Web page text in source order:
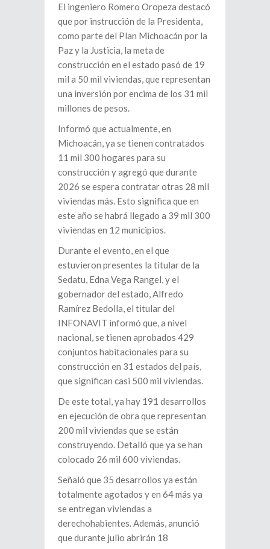
El ingeniero Romero Oropeza destacó
que por instrucción de la Presidenta,
como parte del Plan Michoacán por la
Paz y la Justicia, la meta de
construcción en el estado pasó de 19
mil a 50 mil viviendas, que representan
una inversión por encima de los 31 mil
millones de pesos.
Informó que actualmente, en
Michoacán, ya se tienen contratados
11 mil 300 hogares para su
construcción y agregó que durante
2026 se espera contratar otras 28 mil
viviendas más. Esto significa que en
este año se habrá llegado a 39 mil 300
viviendas en 12 municipios.
Durante el evento, en el que
estuvieron presentes la titular de la
Sedatu, Edna Vega Rangel, y el
gobernador del estado, Alfredo
Ramírez Bedolla, el titular del
INFONAVIT informó que, a nivel
nacional, se tienen aprobados 429
conjuntos habitacionales para su
construcción en 31 estados del país,
que significan casi 500 mil viviendas.
De este total, ya hay 191 desarrollos
en ejecución de obra que representan
200 mil viviendas que se están
construyendo. Detalló que ya se han
colocado 26 mil 600 viviendas.
Señaló que 35 desarrollos ya están
totalmente agotados y en 64 más ya
se entregan viviendas a
derechohabientes. Además, anunció
que durante julio abrirán 18